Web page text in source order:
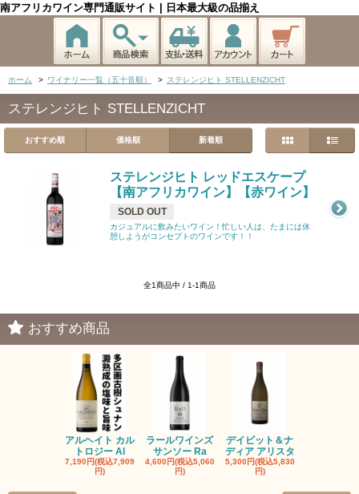
南アフリカワイン専門通販サイト | 日本最大級の品揃え
ホーム > ワイナリー一覧（五十音順） > ステレンジヒト STELLENZICHT
ステレンジヒト STELLENZICHT
おすすめ順 価格順 新着順
ステレンジヒト レッドエスケープ
【南アフリカワイン】【赤ワイン】
SOLD OUT
カジュアルに飲みたいワイン！忙しい人は、たまには休
憩しようがコンセプトのワインです！！
全1商品中 / 1-1商品
おすすめ商品
アルヘイト カル
トロジー Al
7,190円(税込7,909
円)
ラールワインズ
サンソー Ra
4,600円(税込5,060
円)
デイビット＆ナ
ディア アリスタ
5,300円(税込5,830
円)